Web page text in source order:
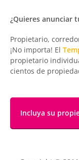
¿Quieres anunciar
Propietario,
¡No importa! El
propietario
cientos de
Incluya su